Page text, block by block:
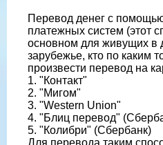
Перевод денег с
платежных систем (этот
основном для живущих в
зарубежье, кто по каким
произвести перевод на
1. "Контакт"
2. "Мигом"
3. "Western Union"
4. "Блиц перевод"
5. "Колибри" (Сбербанк)
Для перевода таким